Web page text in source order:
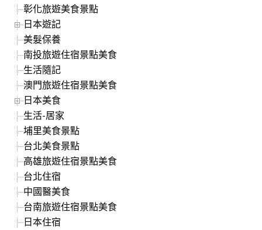
彰化旅遊美食景點
日本遊記
美髮保養
南投旅遊住宿景點美食
生活隨記
澳門旅遊住宿景點美食
日本美食
生活-居家
埔里美食景點
台北美食景點
高雄旅遊住宿景點美食
台北住宿
中國醫美食
台南旅遊住宿景點美食
日本住宿